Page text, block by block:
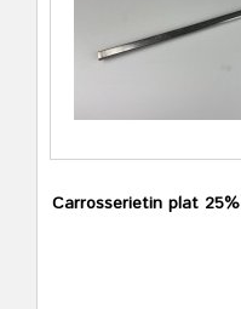
Carrosserietin plat 25%